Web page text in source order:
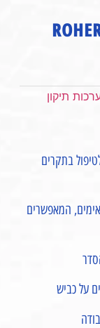
תיקון
בתקרים
מתאימים, המאפשרים
על כביש